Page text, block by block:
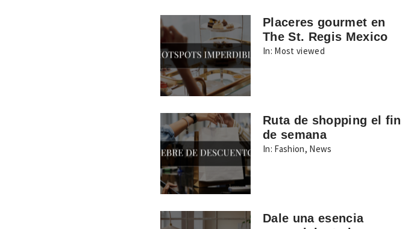
Placeres gourmet en
The St. Regis Mexico
In: Most viewed
Ruta de shopping el fin
de semana
In: Fashion, News
Dale una esencia